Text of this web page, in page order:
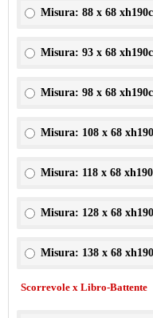
Misura: 88 x 68
Misura: 93 x 68
Misura: 98 x 68
Misura: 108 x 68
Misura: 118 x 68
Misura: 128 x 68
Misura: 138 x 68
Scorrevole x Libro-Battente